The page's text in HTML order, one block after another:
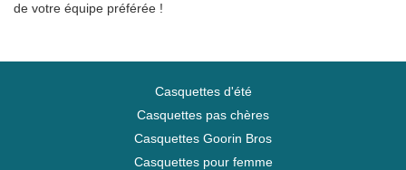
de votre équipe préférée !
Casquettes d'été
Casquettes pas chères
Casquettes Goorin Bros
Casquettes pour femme